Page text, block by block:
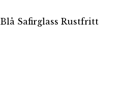
Safirglass Rustfritt